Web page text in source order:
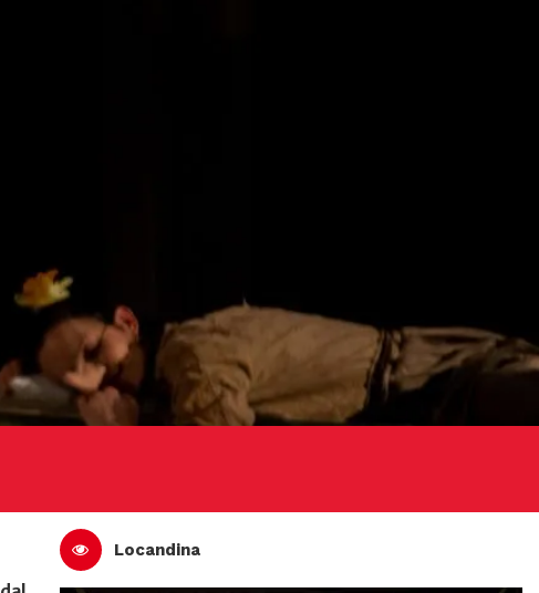
Locandina